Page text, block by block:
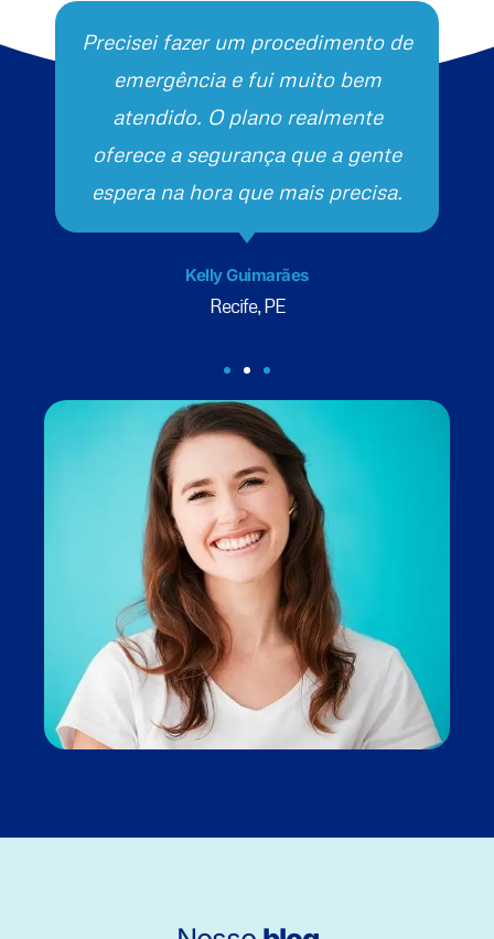
Precisei fazer um procedimento de
emergência e fui muito bem
atendido. O plano realmente
oferece a segurança que a gente
espera na hora que mais precisa.
Kelly Guimarães
Recife, PE